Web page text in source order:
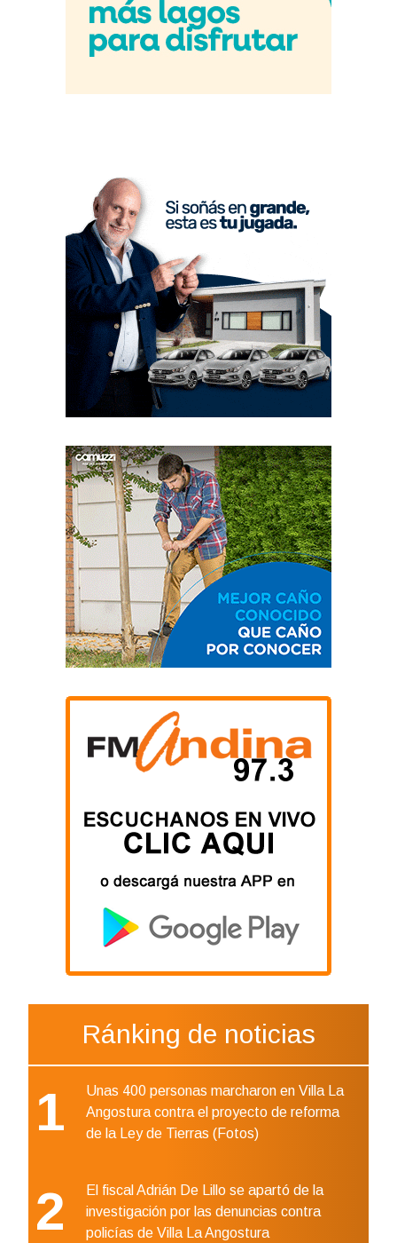
Ránking de noticias
1
Unas 400 personas marcharon en Villa La
Angostura contra el proyecto de reforma
de la Ley de Tierras (Fotos)
2
El fiscal Adrián De Lillo se apartó de la
investigación por las denuncias contra
policías de Villa La Angostura